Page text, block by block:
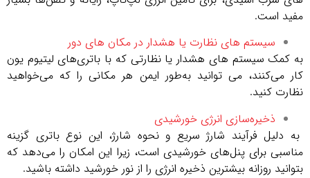
مفید است.
سیستم های نظارت یا هشدار در مکان های دور
به کمک سیستم های هشدار یا نظارتی که با باتری‌های لیتیوم یون
کار می‌کنند، می توانید به‌طور ایمن هر مکانی را که می‌خواهید
نظارت کنید.
ذخیره‌سازی انرژی خورشیدی
به دلیل فرآیند شارژ سریع و نحوه شارژ، این نوع باتری گزینه
مناسبی برای پنل‌های خورشیدی است، زیرا این امکان را می‌دهد که
بتوانید روزانه بیشترین ذخیره انرژی را از نور خورشید داشته باشید.